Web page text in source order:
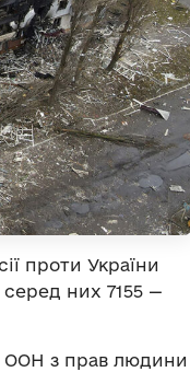
проти України
серед них 7155 —
ООН з прав людини